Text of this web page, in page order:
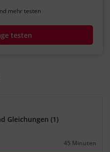
mehr testen
testen
Gleichungen (1)
Dauer:
45 Minuten